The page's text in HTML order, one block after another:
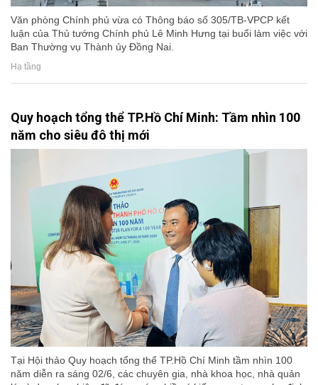
Văn phòng Chính phủ vừa có Thông báo số 305/TB-VPCP kết
luận của Thủ tướng Chính phủ Lê Minh Hưng tại buổi làm việc với
Ban Thường vụ Thành ủy Đồng Nai.
Hạ tầng
Quy hoạch tổng thể TP.Hồ Chí Minh: Tầm nhìn 100
năm cho siêu đô thị mới
Tại Hội thảo Quy hoạch tổng thể TP.Hồ Chí Minh tầm nhìn 100
năm diễn ra sáng 02/6, các chuyên gia, nhà khoa học, nhà quản